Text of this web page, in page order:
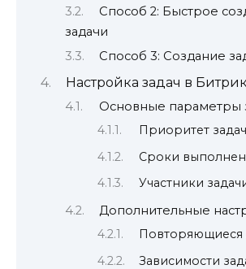
Способ 2: Быстрое
задачи
Способ 3: Создание
Настройка задач в
Основные параметры
Приоритет
Сроки
Участники
Дополнительные
Повторяющиеся
Зависимости